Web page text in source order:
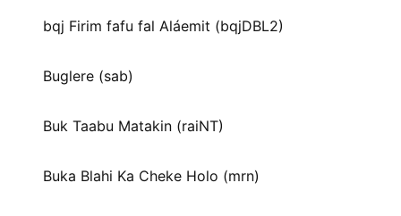
bqj Firim fafu fal Aláemit (bqjDBL2)
Buglere (sab)
Buk Taabu Matakin (raiNT)
Buka Blahi Ka Cheke Holo (mrn)